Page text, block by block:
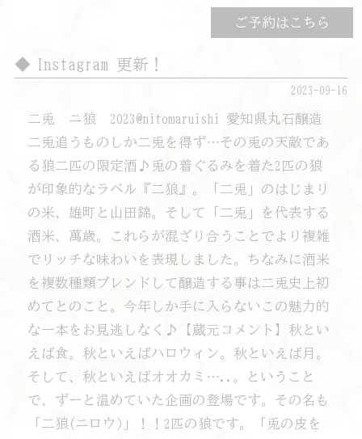
ご予約はこちら
Instagram 更新！
2023-09-16
二兎 ニ狼 2023@nitomaruishi 愛知県丸石醸造
二兎追うものしか二兎を得ず…その兎の天敵であ
る狼二匹の限定酒♪兎の着ぐるみを着た2匹の狼
が印象的なラベル『二狼』。「二兎」のはじまり
の米、雄町と山田錦。そして「二兎」を代表する
酒米、萬歳。これらが混ざり合うことでより複雑
でリッチな味わいを表現しました。ちなみに酒米
を複数種類ブレンドして醸造する事は二兎史上初
めてとのこと。今年しか手に入らないこの魅力的
な一本をお見逃しなく♪【蔵元コメント】秋とい
えば食。秋といえばハロウィン。秋といえば月。
そして、秋といえばオオカミ…..。ということ
で、ずーと温めていた企画の登場です。その名も
「二狼(ニロウ)」！！2匹の狼です。「兎の皮を